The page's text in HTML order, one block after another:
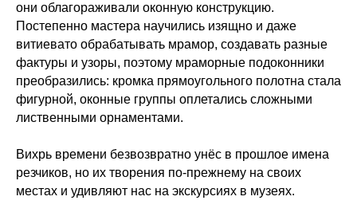
они облагораживали оконную конструкцию.
Постепенно мастера научились изящно и даже
витиевато обрабатывать мрамор, создавать разные
фактуры и узоры, поэтому мраморные подоконники
преобразились: кромка прямоугольного полотна стала
фигурной, оконные группы оплетались сложными
лиственными орнаментами.
Вихрь времени безвозвратно унёс в прошлое имена
резчиков, но их творения по-прежнему на своих
местах и удивляют нас на экскурсиях в музеях.